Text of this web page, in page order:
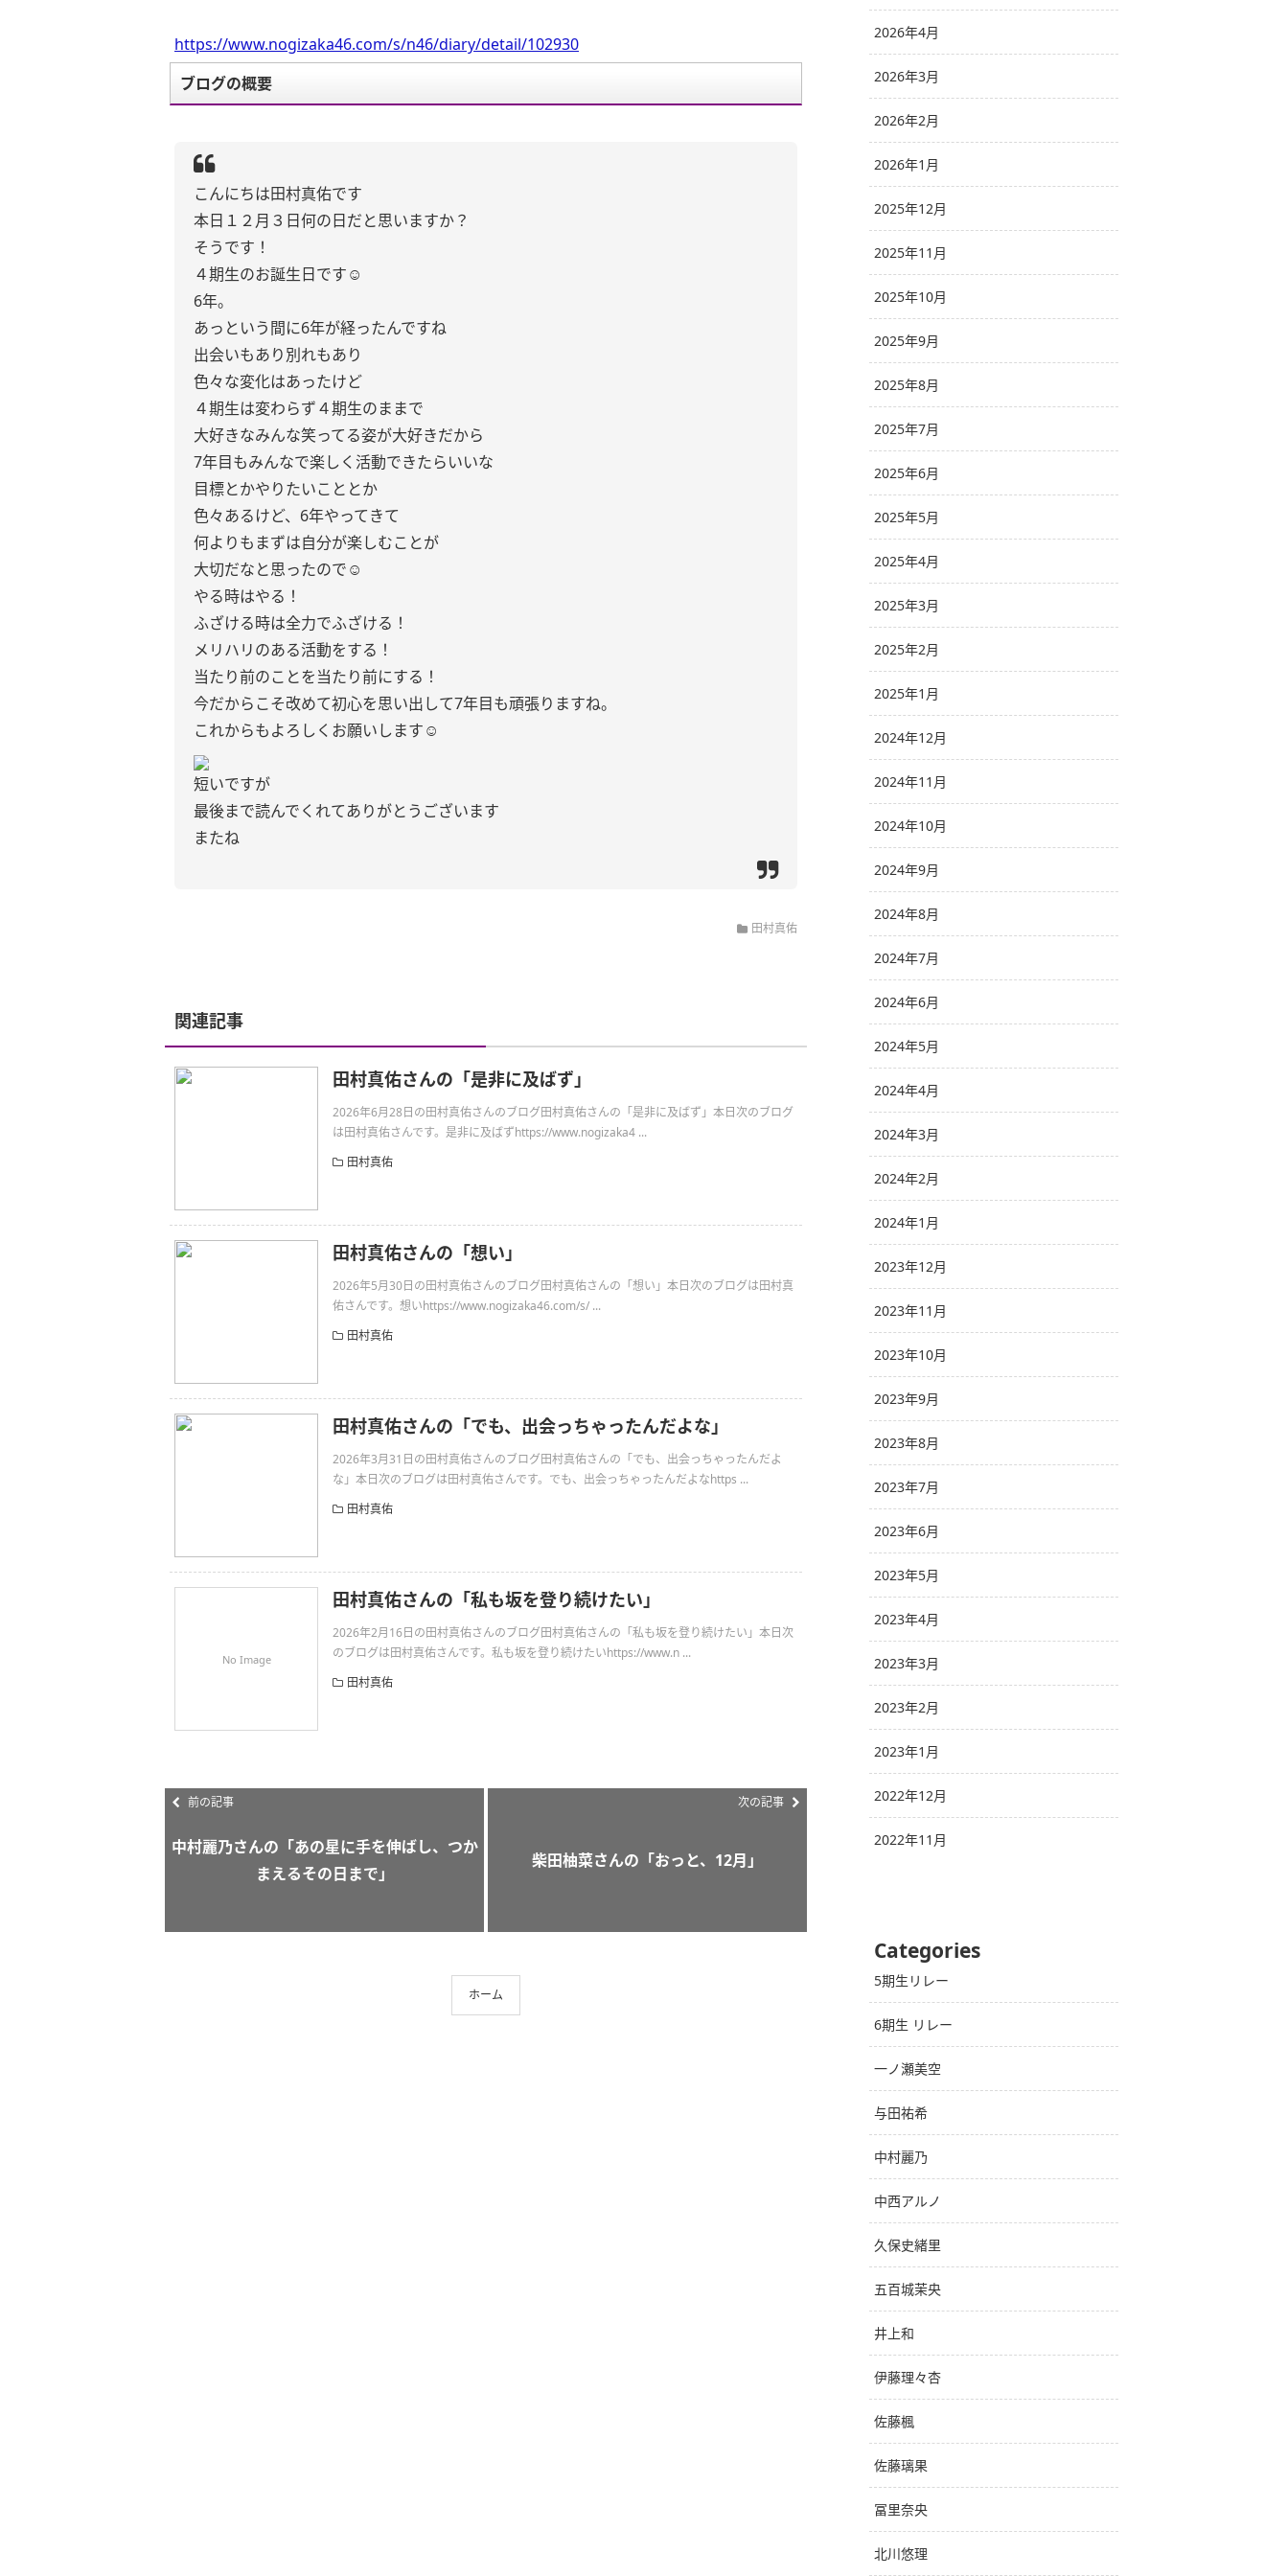
https://www.nogizaka46.com/s/n46/diary/detail/102930
ブログの概要
こんにちは田村真佑です
本日１２月３日何の日だと思いますか？
そうです！
４期生のお誕生日です☺︎
6年。
あっという間に6年が経ったんですね
出会いもあり別れもあり
色々な変化はあったけど
４期生は変わらず４期生のままで
大好きなみんな笑ってる姿が大好きだから
7年目もみんなで楽しく活動できたらいいな
目標とかやりたいこととか
色々あるけど、6年やってきて
何よりもまずは自分が楽しむことが
大切だなと思ったので☺︎
やる時はやる！
ふざける時は全力でふざける！
メリハリのある活動をする！
当たり前のことを当たり前にする！
今だからこそ改めて初心を思い出して7年目も頑張りますね。
これからもよろしくお願いします☺︎
短いですが
最後まで読んでくれてありがとうございます
またね
田村真佑
関連記事
田村真佑さんの「是非に及ばず」
2026年6月28日の田村真佑さんのブログ田村真佑さんの「是非に及ばず」本日次のブログ
は田村真佑さんです。是非に及ばずhttps://www.nogizaka4 ...
田村真佑
田村真佑さんの「想い」
2026年5月30日の田村真佑さんのブログ田村真佑さんの「想い」本日次のブログは田村真
佑さんです。想いhttps://www.nogizaka46.com/s/ ...
田村真佑
田村真佑さんの「でも、出会っちゃったんだよな」
2026年3月31日の田村真佑さんのブログ田村真佑さんの「でも、出会っちゃったんだよ
な」本日次のブログは田村真佑さんです。でも、出会っちゃったんだよなhttps ...
田村真佑
No Image
田村真佑さんの「私も坂を登り続けたい」
2026年2月16日の田村真佑さんのブログ田村真佑さんの「私も坂を登り続けたい」本日次
のブログは田村真佑さんです。私も坂を登り続けたいhttps://www.n ...
田村真佑
前の記事
中村麗乃さんの「あの星に手を伸ばし、つか
まえるその日まで」
次の記事
柴田柚菜さんの「おっと、12月」
ホーム
2026年4月
2026年3月
2026年2月
2026年1月
2025年12月
2025年11月
2025年10月
2025年9月
2025年8月
2025年7月
2025年6月
2025年5月
2025年4月
2025年3月
2025年2月
2025年1月
2024年12月
2024年11月
2024年10月
2024年9月
2024年8月
2024年7月
2024年6月
2024年5月
2024年4月
2024年3月
2024年2月
2024年1月
2023年12月
2023年11月
2023年10月
2023年9月
2023年8月
2023年7月
2023年6月
2023年5月
2023年4月
2023年3月
2023年2月
2023年1月
2022年12月
2022年11月
Categories
5期生リレー
6期生 リレー
一ノ瀬美空
与田祐希
中村麗乃
中西アルノ
久保史緒里
五百城茉央
井上和
伊藤理々杏
佐藤楓
佐藤璃果
冨里奈央
北川悠理